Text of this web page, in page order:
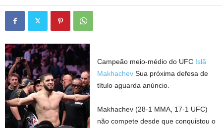
Campeão meio-médio do UFC Islã
Makhachev Sua próxima defesa de
título aguarda anúncio.
Makhachev (28-1 MMA, 17-1 UFC)
não compete desde que conquistou o